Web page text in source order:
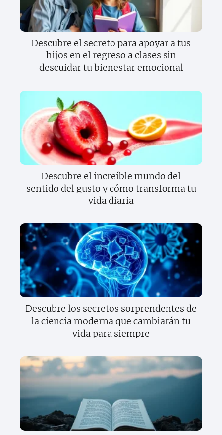
Descubre el secreto para apoyar a tus
hijos en el regreso a clases sin
descuidar tu bienestar emocional
Descubre el increíble mundo del
sentido del gusto y cómo transforma tu
vida diaria
Descubre los secretos sorprendentes de
la ciencia moderna que cambiarán tu
vida para siempre